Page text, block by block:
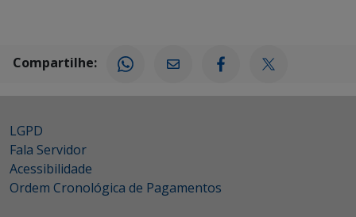
Compartilhe:
LGPD
Fala Servidor
Acessibilidade
Ordem Cronológica de Pagamentos